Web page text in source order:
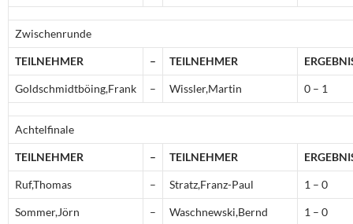
Zwischenrunde
TEILNEHMER – TEILNEHMER
Goldschmidtböing,Frank – Wissler,Martin 0 – 1
Achtelfinale
TEILNEHMER – TEILNEHMER
Ruf,Thomas – Stratz,Franz-Paul 1 – 0
Sommer,Jörn – Waschnewski,Bernd 1 – 0